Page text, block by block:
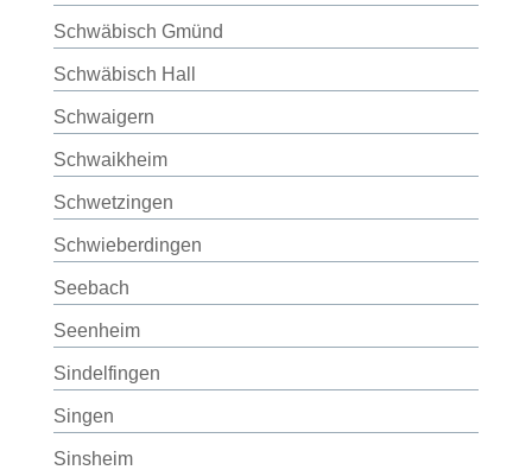
Schwäbisch Gmünd
Schwäbisch Hall
Schwaigern
Schwaikheim
Schwetzingen
Schwieberdingen
Seebach
Seenheim
Sindelfingen
Singen
Sinsheim